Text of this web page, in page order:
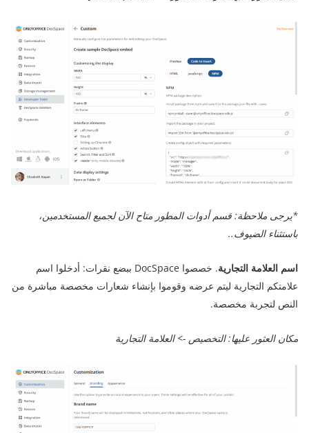
*يرجى ملاحظة: قسم أدوات المطور متاح الآن لجميع المستخدمين،
باستثناء الضيوف..
اسم العلامة التجارية
. خصصوا DocSpace ببضع نقرات: أدخلوا اسم
علامتكم التجارية ليتم عرضه وقوموا بإنشاء شعارات مخصصة مباشرة من
النص لتجربة مخصصة.
مكان العثور عليها: التخصيص -> العلامة التجارية